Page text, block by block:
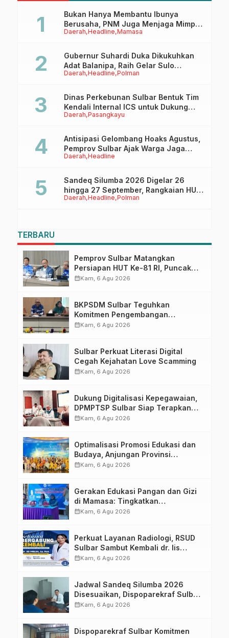
Daerah Headline Mamasa
Bukan Hanya Membantu Ibunya
Berusaha, PNM Juga Menjaga Mimpi
Anaknya Untuk Menggapai Cita-Cita
Daerah Headline Polman
Gubernur Suhardi Duka Dikukuhkan
Adat Balanipa, Raih Gelar Sulo
Tappidena
Daerah Pasangkayu
Dinas Perkebunan Sulbar Bentuk Tim
Kendali Internal ICS untuk Dukung
Sertifikasi ISPO Pekebun di
Daerah Headline
Antisipasi Gelombang Hoaks Agustus,
Pemprov Sulbar Ajak Warga Jaga
Ruang Digital
Daerah Headline Polman
Sandeq Silumba 2026 Digelar 26
hingga 27 September, Rangkaian HUT
Sulbar
TERBARU
Pemprov Sulbar Matangkan
Persiapan HUT Ke-81 RI, Puncak
Upacara di Lapangan Ahmad
calendar_monthKam, 6 Agu 2026
BKPSDM Sulbar Teguhkan
Komitmen Pengembangan
Kompetensi ASN melalui
calendar_monthKam, 6 Agu 2026
Sulbar Perkuat Literasi Digital
Cegah Kejahatan Love Scamming
calendar_monthKam, 6 Agu 2026
Dukung Digitalisasi Kepegawaian,
DPMPTSP Sulbar Siap Terapkan
Aplikasi FLEKSI ASN
calendar_monthKam, 6 Agu 2026
Optimalisasi Promosi Edukasi dan
Budaya, Anjungan Provinsi
Sulawesi Barat Perkuat Kolaborasi
calendar_monthKam, 6 Agu 2026
Gerakan Edukasi Pangan dan Gizi
di Mamasa: Tingkatkan
Pengetahuan dan Keterampilan
calendar_monthKam, 6 Agu 2026
Perkuat Layanan Radiologi, RSUD
Sulbar Sambut Kembali dr. Iis
Imelda, Sp.Rad
calendar_monthKam, 6 Agu 2026
Jadwal Sandeq Silumba 2026
Disesuaikan, Dispoparekraf Sulbar
Pastikan Persiapan Tetap
calendar_monthKam, 6 Agu 2026
Dispoparekraf Sulbar Komitmen